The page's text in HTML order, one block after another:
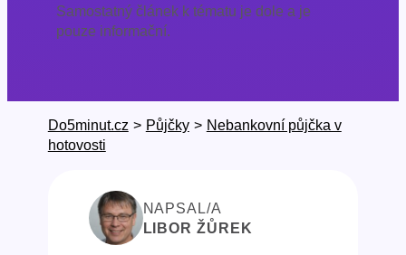
Samostatný článek k tématu je dole a je
pouze informační.
Do5minut.cz > Půjčky > Nebankovní půjčka v
hotovosti
NAPSAL/A
LIBOR ŽŮREK